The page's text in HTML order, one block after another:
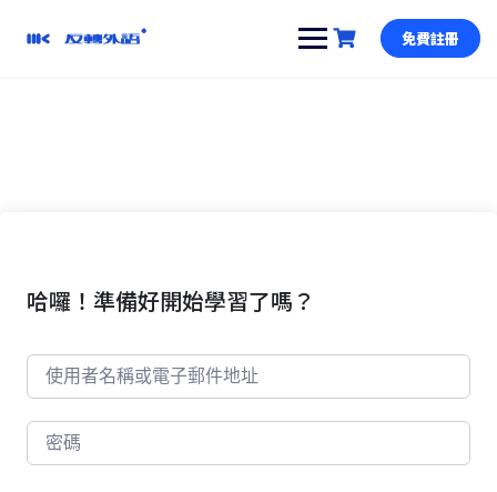
免費註冊
哈囉！準備好開始學習了嗎？